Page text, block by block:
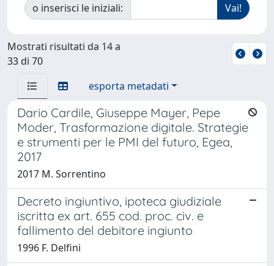
o inserisci le iniziali:
Mostrati risultati da 14 a
33 di 70
esporta metadati
Dario Cardile, Giuseppe Mayer, Pepe
Moder, Trasformazione digitale. Strategie
e strumenti per le PMI del futuro, Egea,
2017
2017 M. Sorrentino
Decreto ingiuntivo, ipoteca giudiziale
iscritta ex art. 655 cod. proc. civ. e
fallimento del debitore ingiunto
1996 F. Delfini